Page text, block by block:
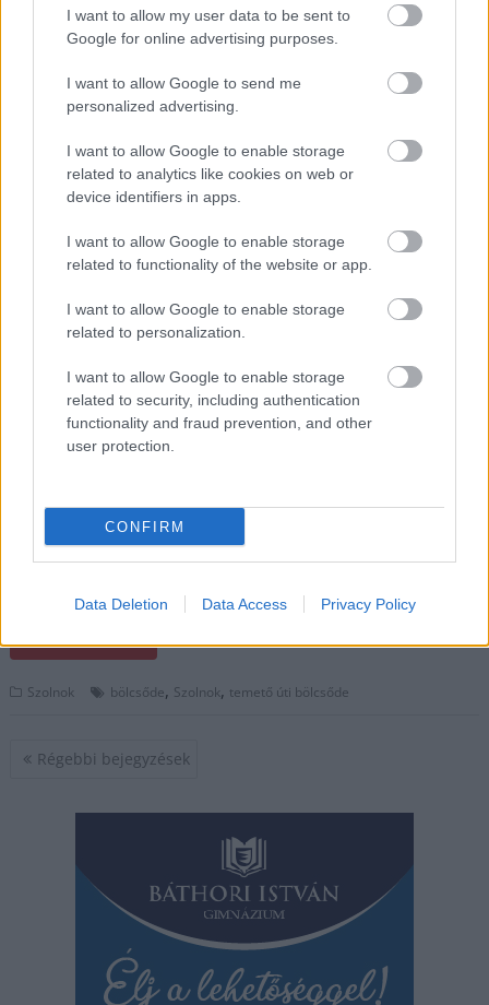
I want to allow my user data to be sent to
Google for online advertising purposes.
I want to allow Google to send me
personalized advertising.
I want to allow Google to enable storage
related to analytics like cookies on web or
device identifiers in apps.
I want to allow Google to enable storage
related to functionality of the website or app.
I want to allow Google to enable storage
related to personalization.
I want to allow Google to enable storage
related to security, including authentication
functionality and fraud prevention, and other
user protection.
CONFIRM
Data Deletion Data Access Privacy Policy
vissza nem térítendő
európai uniós
forrásból teremthet
meg egy korszerű bölcsődét.
TOVÁBB OLVASOM
JNSZ megyei hírek bölcsőde,fejlesztés
Teljesen megújult a Temető utcai bölcsőde
2024.01.11. Fazekas Adrián
Nonprofit Zrt. MTI-hez
eljuttatott
közleményéből kiderül,
kibővült Szolnokon, az
Településfejlesztési Operatív Program (TOP) pályázatán nyert
635 millió forint európai uniós támogatásból korszerűsödött.
Szolnok bölcsőde, Szolnok, temető úti bölcsőde
Bejegyzés
Régebbi bejegyzések